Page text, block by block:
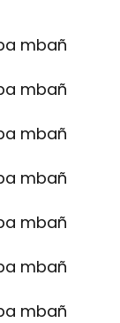
mbañ
mbañ
mbañ
mbañ
mbañ
mbañ
mbañ